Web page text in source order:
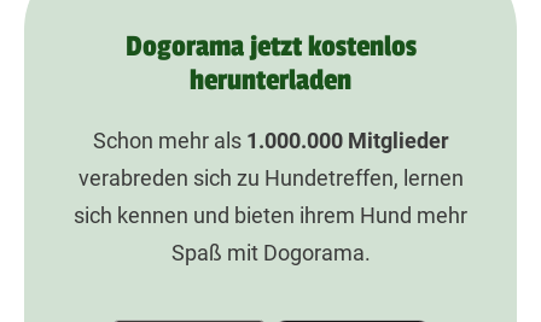
Dogorama jetzt kostenlos
herunterladen
Schon mehr als 1.000.000Mitglieder
verabreden sich zu Hundetreffen, lernen
sich kennen und bieten ihrem Hund mehr
Spaß mit Dogorama.